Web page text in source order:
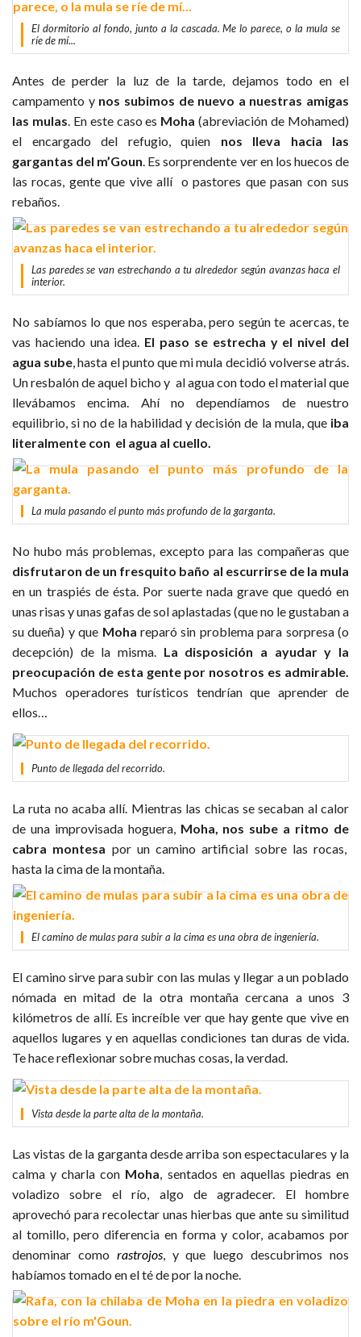
El dormitorio al fondo, junto a la cascada. Me lo parece, o la mula se
ríe de mí...
Antes de perder la luz de la tarde, dejamos todo en el
campamento y nos subimos de nuevo a nuestras amigas
las mulas. En este caso es Moha (abreviación de Mohamed)
el encargado del refugio, quien nos lleva hacia las
gargantas del m’Goun. Es sorprendente ver en los huecos de
las rocas, gente que vive allí o pastores que pasan con sus
rebaños.
Las paredes se van estrechando a tu alrededor según avanzas haca el
interior.
No sabíamos lo que nos esperaba, pero según te acercas, te
vas haciendo una idea. El paso se estrecha y el nivel del
agua sube, hasta el punto que mi mula decidió volverse atrás.
Un resbalón de aquel bicho y al agua con todo el material que
llevábamos encima. Ahí no dependíamos de nuestro
equilibrio, si no de la habilidad y decisión de la mula, que iba
literalmente con el agua al cuello.
La mula pasando el punto más profundo de la garganta.
No hubo más problemas, excepto para las compañeras que
disfrutaron de un fresquito baño al escurrirse de la mula
en un traspiés de ésta. Por suerte nada grave que quedó en
unas risas y unas gafas de sol aplastadas (que no le gustaban a
su dueña) y que Moha reparó sin problema para sorpresa (o
decepción) de la misma. La disposición a ayudar y la
preocupación de esta gente por nosotros es admirable.
Muchos operadores turísticos tendrían que aprender de
ellos…
Punto de llegada del recorrido.
La ruta no acaba allí. Mientras las chicas se secaban al calor
de una improvisada hoguera, Moha, nos sube a ritmo de
cabra montesa por un camino artificial sobre las rocas,
hasta la cima de la montaña.
El camino de mulas para subir a la cima es una obra de ingeniería.
El camino sirve para subir con las mulas y llegar a un poblado
nómada en mitad de la otra montaña cercana a unos 3
kilómetros de allí. Es increíble ver que hay gente que vive en
aquellos lugares y en aquellas condiciones tan duras de vida.
Te hace reflexionar sobre muchas cosas, la verdad.
Vista desde la parte alta de la montaña.
Las vistas de la garganta desde arriba son espectaculares y la
calma y charla con Moha, sentados en aquellas piedras en
voladizo sobre el río, algo de agradecer. El hombre
aprovechó para recolectar unas hierbas que ante su similitud
al tomillo, pero diferencia en forma y color, acabamos por
denominar como rastrojos, y que luego descubrimos nos
habíamos tomado en el té de por la noche.